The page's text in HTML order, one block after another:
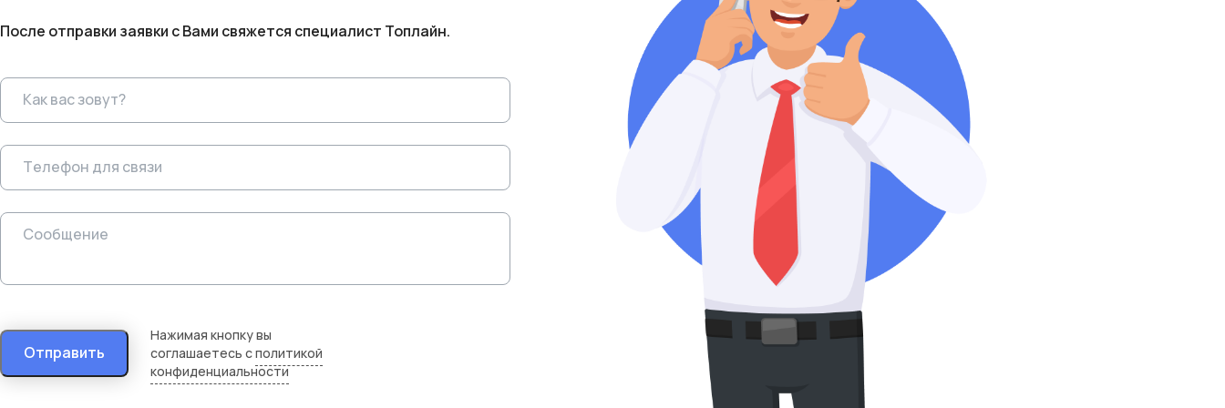
После отправки заявки с Вами свяжется специалист Топлайн.
Отправить
Нажимая кнопку вы
соглашаетесь сполитикой
конфиденциальности